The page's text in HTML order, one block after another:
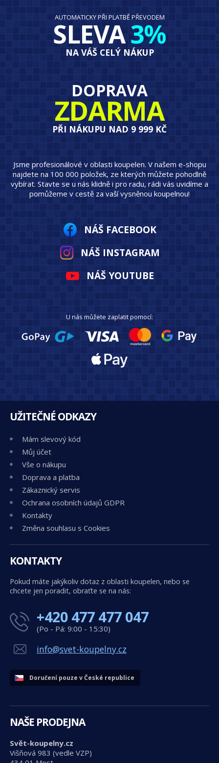
AUTOMATICKY PŘI PLATBĚ PŘEVODEM
SLEVA3%
NA VÁŠ CELÝ NÁKUP
DOPRAVA
ZDARMA
PŘI NÁKUPU NAD 9 999 KČ
Jsme profesionálové v oblasti koupelen. V našem e-shopu
najdete na 100 000 položek, ze kterých můžete pohodlně
vybírat. Stavte se u nás klidně i pro radu, rádi vás uvidíme a
pomůžeme v cestě za vaší vysněnou koupelnou!
NÁŠ FACEBOOK
NÁŠ INSTAGRAM
NÁŠ YOUTUBE
U nás můžete zaplatit pomocí:
UŽITEČNÉ ODKAZY
Mám slevový kód
Můj účet
Vše o nákupu
Doprava a platba
Zákaznický servis
Ochrana osobních údajů GDPR
Kontakty
Změna souhlasu s Cookies
KONTAKTY
Pokud máte jakýkoliv dotaz z oblasti koupelen, nebo se
chcete jen poradit, obraťte se na nás:
+420 477 477 047
(Po - Pá: 9:00 - 15:30)
info@svet-koupelny.cz
Doručení pouze v České republice
NAŠE PRODEJNA
Svět-koupelny.cz
Višňová 983 (vedle VZP)